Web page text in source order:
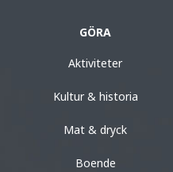
GÖRA
Aktiviteter
Kultur & historia
Mat & dryck
Boende